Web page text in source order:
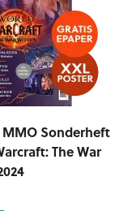
Sonderheft
The War